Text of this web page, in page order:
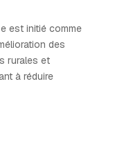
est initié comme
des
rurales et
à réduire